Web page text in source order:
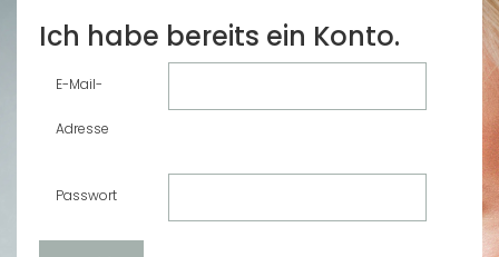
Ich habe bereits ein Konto.
E-Mail-
Adresse
Passwort